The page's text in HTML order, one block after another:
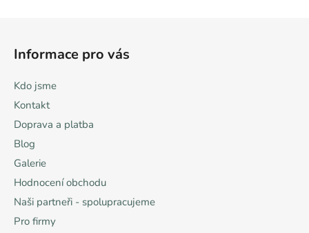
Informace pro vás
Kdo jsme
Kontakt
Doprava a platba
Blog
Galerie
Hodnocení obchodu
Naši partneři - spolupracujeme
Pro firmy